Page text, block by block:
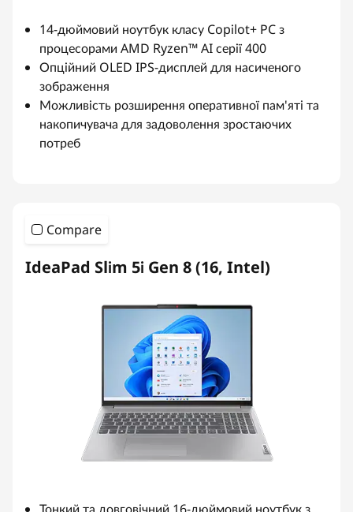
14-дюймовий ноутбук класу Copilot+ PC з
процесорами AMD Ryzen™ AI серії 400
Опційний OLED IPS-дисплей для насиченого
зображення
Можливість розширення оперативної пам'яті та
накопичувача для задоволення зростаючих
потреб
Compare
IdeaPad Slim 5i Gen 8 (16, Intel)